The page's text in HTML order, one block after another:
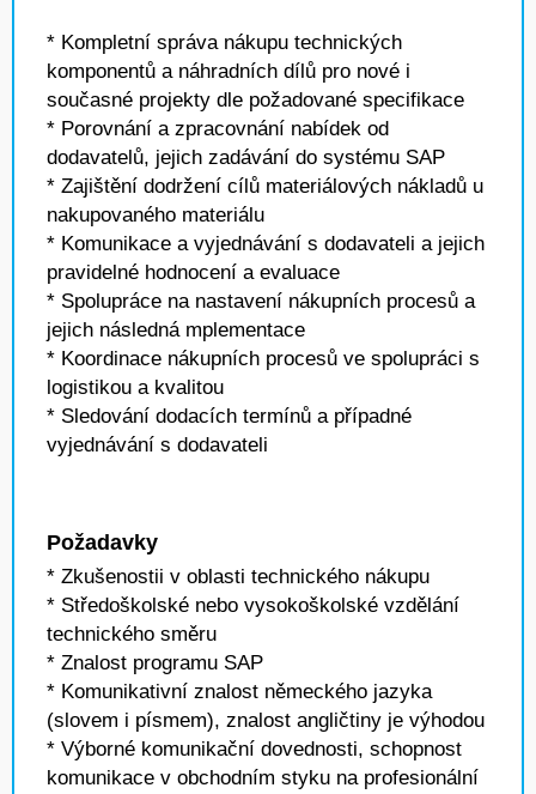
* Kompletní správa nákupu technických
komponentů a náhradních dílů pro nové i
současné projekty dle požadované specifikace
* Porovnání a zpracovnání nabídek od
dodavatelů, jejich zadávání do systému SAP
* Zajištění dodržení cílů materiálových nákladů u
nakupovaného materiálu
* Komunikace a vyjednávání s dodavateli a jejich
pravidelné hodnocení a evaluace
* Spolupráce na nastavení nákupních procesů a
jejich následná mplementace
* Koordinace nákupních procesů ve spolupráci s
logistikou a kvalitou
* Sledování dodacích termínů a případné
vyjednávání s dodavateli
Požadavky
* Zkušenostii v oblasti technického nákupu
* Středoškolské nebo vysokoškolské vzdělání
technického směru
* Znalost programu SAP
* Komunikativní znalost německého jazyka
(slovem i písmem), znalost angličtiny je výhodou
* Výborné komunikační dovednosti, schopnost
komunikace v obchodním styku na profesionální